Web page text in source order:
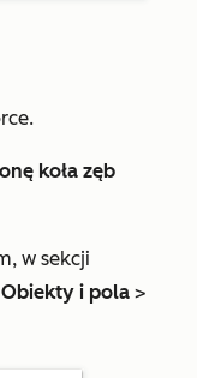
koła zęb
w sekcji
Obiekty i pola >